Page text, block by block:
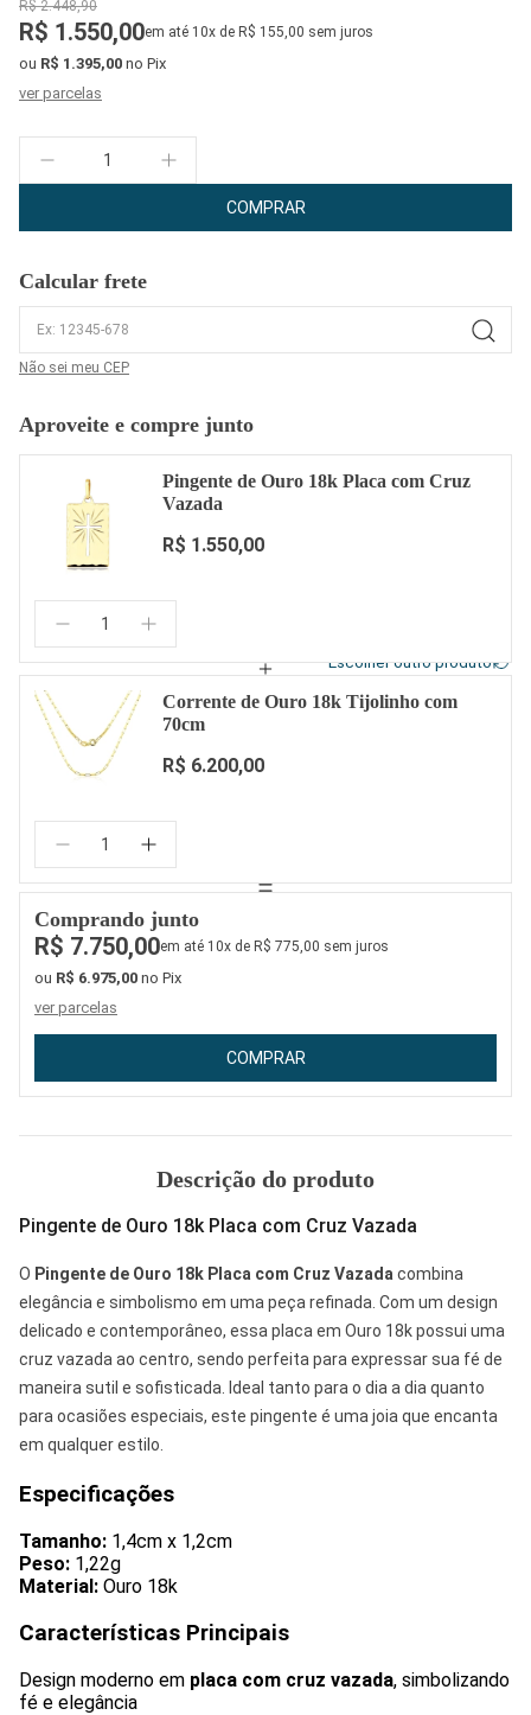
R$ 2.448,90
R$ 1.550,00em até 10x de R$ 155,00 sem juros
ou R$ 1.395,00 no Pix
ver parcelas
Quantidade
COMPRAR
Calcular frete
Não sei meu CEP
Aproveite e compre junto
Pingente de Ouro 18k Placa com Cruz
Vazada
R$ 1.550,00
Quantidade:
Corrente de Ouro 18k Tijolinho com
70cm
R$ 6.200,00
Quantidade:
Escolher outro produto
Comprando junto
R$ 7.750,00em até 10x de R$ 775,00 sem juros
ou R$ 6.975,00 no Pix
ver parcelas
COMPRAR
Descrição do produto
Pingente de Ouro 18k Placa com Cruz Vazada
O Pingente de Ouro 18k Placa com Cruz Vazada combina
elegância e simbolismo em uma peça refinada. Com um design
delicado e contemporâneo, essa placa em Ouro 18k possui uma
cruz vazada ao centro, sendo perfeita para expressar sua fé de
maneira sutil e sofisticada. Ideal tanto para o dia a dia quanto
para ocasiões especiais, este pingente é uma joia que encanta
em qualquer estilo.
Especificações
Tamanho: 1,4cm x 1,2cm
Peso: 1,22g
Material: Ouro 18k
Características Principais
Design moderno em placa com cruz vazada, simbolizando
fé e elegância